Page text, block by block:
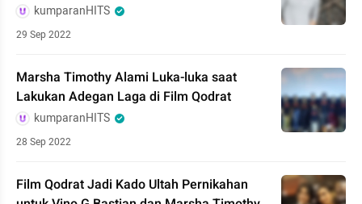
kumparanHITS
29 Sep 2022
Marsha Timothy Alami Luka-luka saat
Lakukan Adegan Laga di Film Qodrat
kumparanHITS
28 Sep 2022
Film Qodrat Jadi Kado Ultah Pernikahan